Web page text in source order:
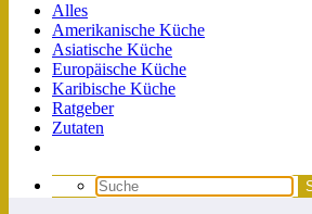
Alles
Amerikanische Küche
Asiatische Küche
Europäische Küche
Karibische Küche
Ratgeber
Zutaten